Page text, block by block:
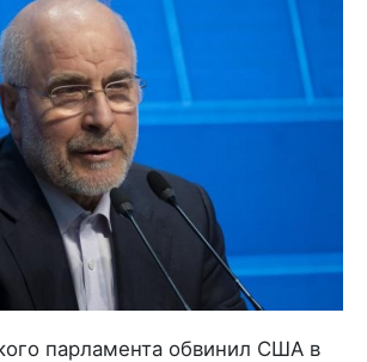
парламента обвинил США в